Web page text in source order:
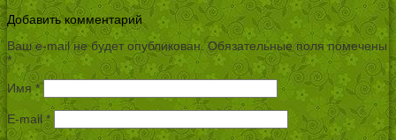
Добавить комментарий
Ваш e-mail не будет опубликован.Обязательные поля помечены
*
Имя *
E-mail*